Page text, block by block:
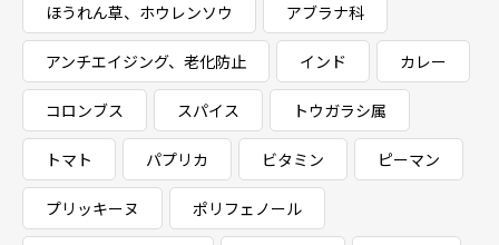
ほうれん草、ホウレンソウ アブラナ科
アンチエイジング、老化防止 インド カレー
コロンブス スパイス トウガラシ属
トマト パプリカ ビタミン ピーマン
プリッキーヌ ポリフェノール